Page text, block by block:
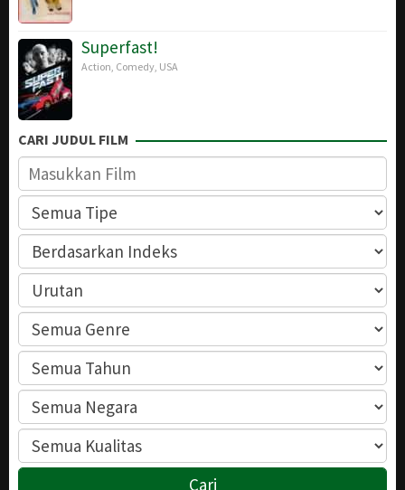
Superfast!
Action Comedy USA
CARI JUDUL FILM